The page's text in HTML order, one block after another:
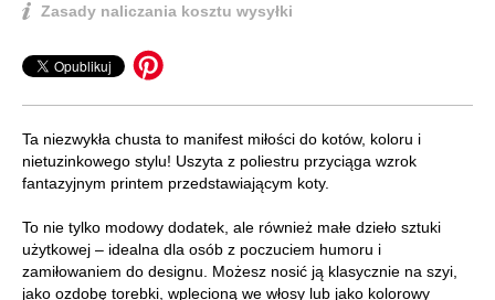
Zasady naliczania kosztu wysyłki
Ta niezwykła chusta to manifest miłości do kotów, koloru i
nietuzinkowego stylu! Uszyta z poliestru przyciąga wzrok
fantazyjnym printem przedstawiającym koty.
To nie tylko modowy dodatek, ale również małe dzieło sztuki
użytkowej – idealna dla osób z poczuciem humoru i
zamiłowaniem do designu. Możesz nosić ją klasycznie na szyi,
jako ozdobę torebki, wplecioną we włosy lub jako kolorowy